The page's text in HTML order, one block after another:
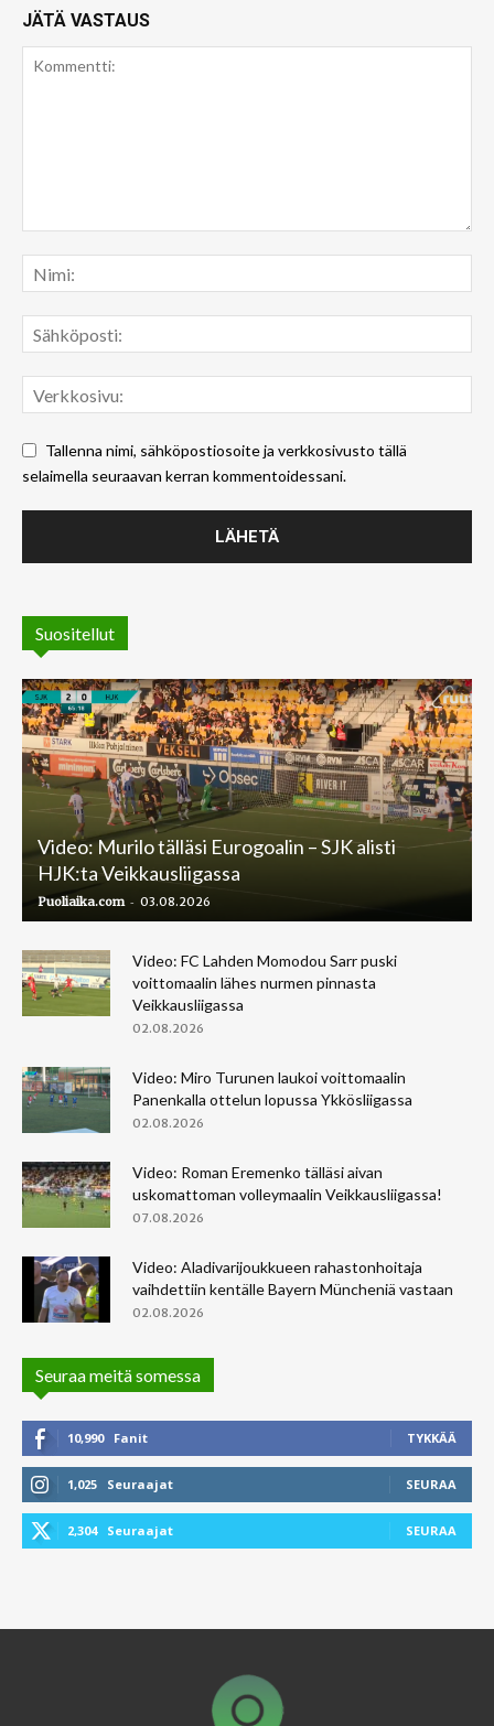
JÄTÄ VASTAUS
Tallenna nimi, sähköpostiosoite ja verkkosivusto tällä
selaimella seuraavan kerran kommentoidessani.
Suositellut
Video: Murilo tälläsi Eurogoalin – SJK alisti
HJK:ta Veikkausliigassa
Puoliaika.com - 03.08.2026
Video: FC Lahden Momodou Sarr puski
voittomaalin lähes nurmen pinnasta
Veikkausliigassa
02.08.2026
Video: Miro Turunen laukoi voittomaalin
Panenkalla ottelun lopussa Ykkösliigassa
02.08.2026
Video: Roman Eremenko tälläsi aivan
uskomattoman volleymaalin Veikkausliigassa!
07.08.2026
Video: Aladivarijoukkueen rahastonhoitaja
vaihdettiin kentälle Bayern Müncheniä vastaan
02.08.2026
Seuraa meitä somessa
10,990 Fanit TYKKÄÄ
1,025 Seuraajat SEURAA
2,304 Seuraajat SEURAA